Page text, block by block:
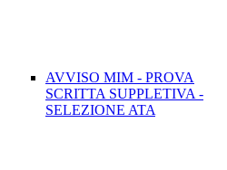
AVVISO MIM - PROVA
SCRITTA SUPPLETIVA -
SELEZIONE ATA